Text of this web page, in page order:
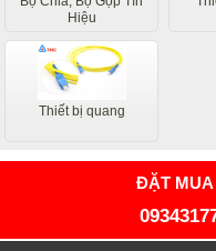
Hiệu
Thiết bị quang
ĐẶT MUA